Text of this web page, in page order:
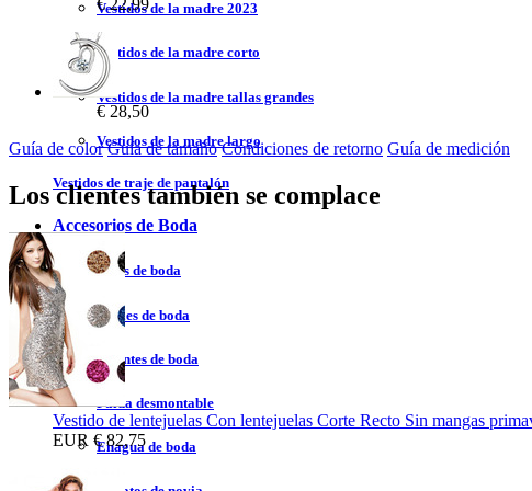
Vestidos de la madre 2023
Vestidos de la madre corto
Vestidos de la madre tallas grandes
Vestidos de la madre largo
Vestidos de traje de pantalón
Accesorios de Boda
Velos de boda
Chales de boda
Guantes de boda
Falda desmontable
Enagua de boda
€ 22,99
€ 28,50
Guía de color Guía de tamaño Condiciones de retorno Guía de medición
Los clientes también se complace
Vestido de lentejuelas Con lentejuelas Corte Recto Sin mangas
EUR € 82,75